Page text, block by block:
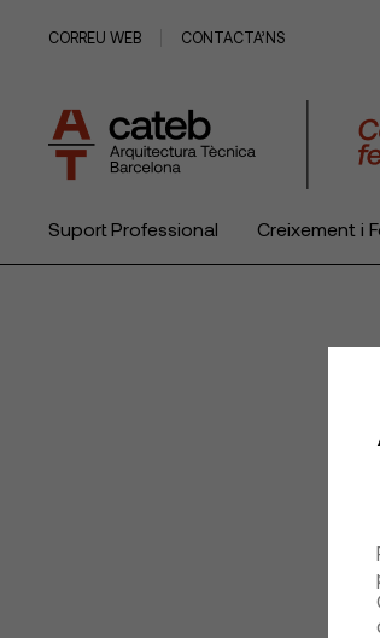
CORREU WEB CONTACTA’NS
Suport Professional Creixement i